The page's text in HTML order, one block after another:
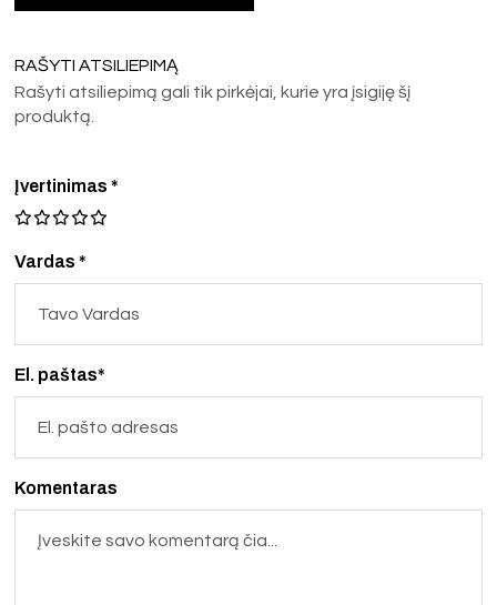
RAŠYTI ATSILIEPIMĄ
Rašyti atsiliepimą gali tik pirkėjai, kurie yra įsigiję šį
produktą.
Vardas *
El. paštas*
Įvertinimas*
Komentaras